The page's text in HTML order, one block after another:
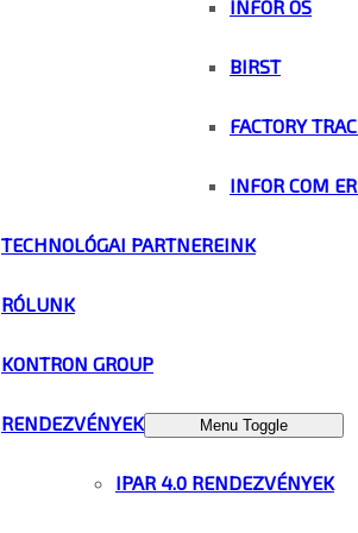
INFOR OS
BIRST
FACTORY
INFOR COM
TECHNOLÓGAI PARTNEREINK
RÓLUNK
KONTRON GROUP
RENDEZVÉNYEK Menu Toggle
IPAR 4.0 RENDEZVÉNYEK